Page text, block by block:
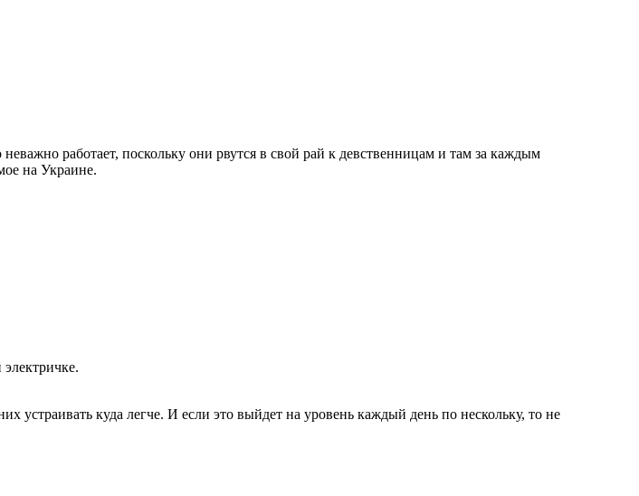
работает, поскольку они рвутся в свой рай к девственницам и там за каждым
на Украине.
куда легче. И если это выйдет на уровень каждый день по нескольку, то не